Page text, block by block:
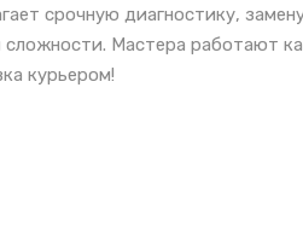
срочную диагностику,
сложности. Мастера работают
курьером!